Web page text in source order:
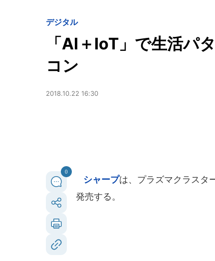
デジタル
「AI＋IoT」で生活
コン
2018.10.22 16:30
0
シャープは、プラズマクラスタ
発売する。